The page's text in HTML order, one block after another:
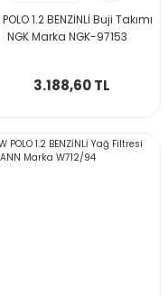
1.2 BENZİNLİ Buji Takımı
NGK Marka NGK-97153
3.188,60 TL